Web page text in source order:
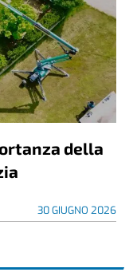
della
30 GIUGNO 2026